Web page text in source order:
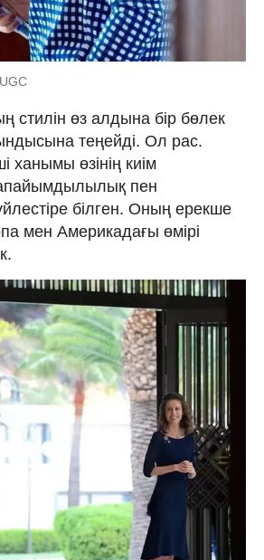
стилін өз алдына бір бөлек
теңейді. Ол рас.
ханымы өзінің киім
пен
білген. Оның ерекше
мен Америкадағы өмірі